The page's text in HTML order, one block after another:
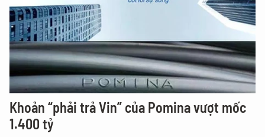
Khoản “phải trả Vin” của Pomina vượt mốc
1.400 tỷ